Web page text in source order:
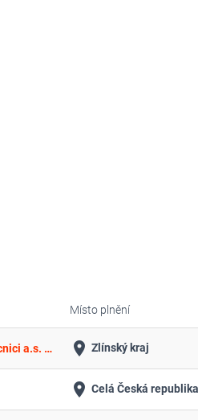
Místo plnění
Dodávky medicinálních a technických plynů a dlouhodobý pronájem distribučních prostředků pro Vsetínskou nemocnici a.s. 2026 a násl. place Zlínský kraj
place Celá Česká republika